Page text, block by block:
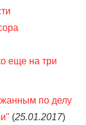
еще на три
по делу
(25.01.2017)